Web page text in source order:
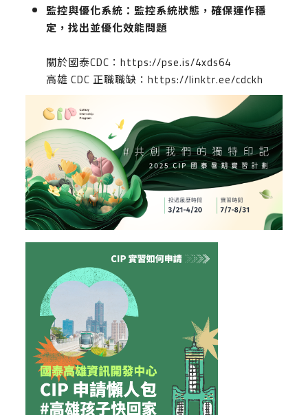
監控與優化系統：監控系統狀態，確保運作穩
定，找出並優化效能問題
關於國泰CDC：https://pse.is/4xds64
高雄 CDC 正職職缺：https://linktr.ee/cdckh